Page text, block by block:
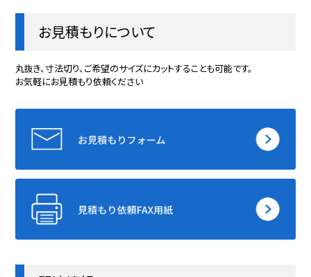
お見積もりについて
丸抜き、寸法切り、ご希望のサイズにカットすることも可能です。
お気軽にお見積もり依頼ください